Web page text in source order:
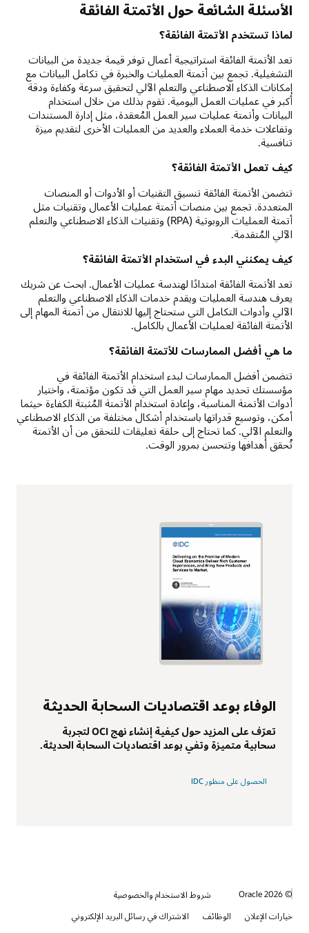
الانتصار.
تأسيس
احتياجات
الأتمتة
وفرصها.
2:
جمع
بياناتك.
3:
حدد
أدواتك.
تنظيم
موظفيك.
5:
التنفيذ
والقياس
والتكرار.
الأسئلة الشائعة حول الأتمتة الفائقة
لماذا تستخدم الأتمتة الفائقة؟
تعد الأتمتة الفائقة استراتيجية أعمال توفر قيمة جديدة من البيانات
التشغيلية. تجمع بين أتمتة العمليات والخبرة في تكامل البيانات مع
إمكانات الذكاء الاصطناعي والتعلم الآلي لتحقيق سرعة وكفاءة ودقة
أكبر في عمليات العمل اليومية. تقوم بذلك من خلال استخدام
البيانات وأتمتة عمليات سير العمل المُعقدة، مثل إدارة المستندات
وتفاعلات خدمة العملاء والعديد من العمليات الأخرى لتقديم ميزة
تنافسية.
كيف تعمل الأتمتة الفائقة؟
تتضمن الأتمتة الفائقة تنسيق التقنيات أو الأدوات أو المنصات
المتعددة. تجمع بين منصات أتمتة عمليات الأعمال وتقنيات مثل
أتمتة العمليات الروبوتية (RPA) وتقنيات الذكاء الاصطناعي والتعلم
الآلي المُتقدمة.
كيف يمكنني البدء في استخدام الأتمتة الفائقة؟
تعد الأتمتة الفائقة امتدادًا لهندسة عمليات الأعمال. ابحث عن شريك
يعرف هندسة العمليات ويقدم خدمات الذكاء الاصطناعي والتعلم
الآلي وأدوات التكامل التي ستحتاج إليها للانتقال من أتمتة المهام إلى
الأتمتة الفائقة لعمليات الأعمال بالكامل.
ما هي أفضل الممارسات للأتمتة الفائقة؟
تتضمن أفضل الممارسات لبدء استخدام الأتمتة الفائقة في
مؤسستك تحديد مهام سير العمل التي قد تكون مؤتمتة، واختيار
أدوات الأتمتة المناسبة، وإعادة استخدام الأتمتة المُثبتة الكفاءة حيثما
أمكن، وتوسيع قدراتها باستخدام أشكال مختلفة من الذكاء الاصطناعي
والتعلم الآلي. كما تحتاج إلى حلقة تعليقات للتحقق من أن الأتمتة
تُحقق أهدافها وتتحسن بمرور الوقت.
الوفاء بوعد اقتصاديات السحابة الحديثة
تعرّف على المزيد حول كيفية إنشاء نهج OCI لتجربة
سحابية متميزة وتفي بوعد اقتصاديات السحابة الحديثة.
الحصول على منظور IDC
© 2026 Oracle
شروط الاستخدام والخصوصية
خيارات الإعلان
الوظائف
الاشتراك في رسائل البريد الإلكتروني